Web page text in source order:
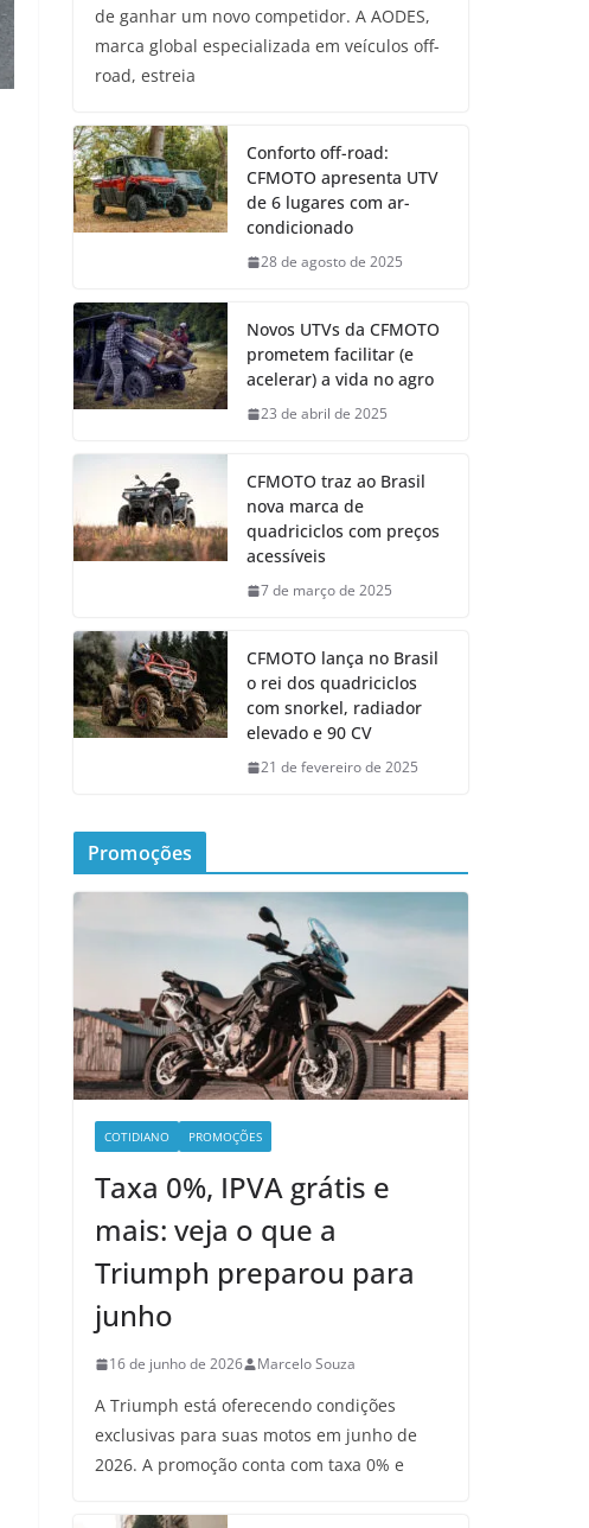
de ganhar um novo competidor. A AODES,
marca global especializada em veículos off-
road, estreia
Conforto off-road:
CFMOTO apresenta UTV
de 6 lugares com ar-
condicionado
28 de agosto de 2025
Novos UTVs da CFMOTO
prometem facilitar (e
acelerar) a vida no agro
23 de abril de 2025
CFMOTO traz ao Brasil
nova marca de
quadriciclos com preços
acessíveis
7 de março de 2025
CFMOTO lança no Brasil
o rei dos quadriciclos
com snorkel, radiador
elevado e 90 CV
21 de fevereiro de 2025
Promoções
COTIDIANO PROMOÇÕES
Taxa 0%, IPVA grátis e
mais: veja o que a
Triumph preparou para
junho
16 de junho de 2026 Marcelo Souza
A Triumph está oferecendo condições
exclusivas para suas motos em junho de
2026. A promoção conta com taxa 0% e